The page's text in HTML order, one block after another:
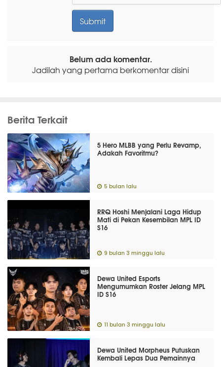
Belum ada komentar.
Jadilah yang pertama berkomentar disini
Berita Terkait
5 Hero MLBB yang Perlu Revamp,
Adakah Favoritmu?
5 bulan lalu
RRQ Hoshi Menjalani Laga Hidup
Mati di Pekan Kesembilan MPL ID
S16
9 bulan 3 minggu lalu
Dewa United Esports
Mengumumkan Roster Jelang MPL
ID S16
11 bulan 3 minggu lalu
Dewa United Morpheus Putuskan
Kembali Lepas Dua Pemainnya